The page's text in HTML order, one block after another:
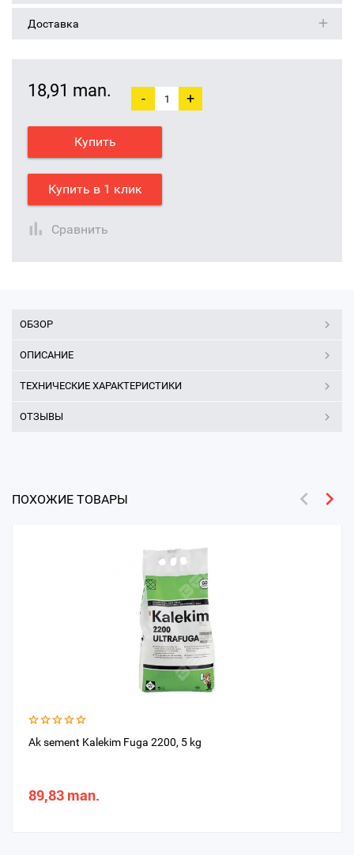
Доставка
18,91 man. - +
Купить
Купить в 1 клик
Сравнить
ОБЗОР
ОПИСАНИЕ
ТЕХНИЧЕСКИЕ ХАРАКТЕРИСТИКИ
ОТЗЫВЫ
ПОХОЖИЕ ТОВАРЫ
Ak sement Kalekim Fuga 2200, 5 kg
89,83 man.